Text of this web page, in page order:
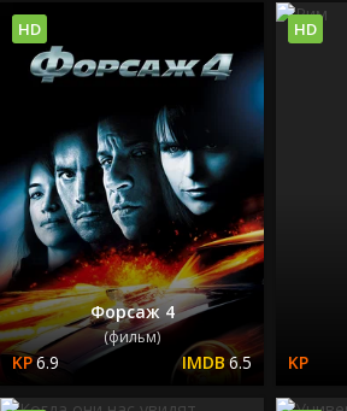
Форсаж 4
(фильм)
6.9 6.5
HD HD